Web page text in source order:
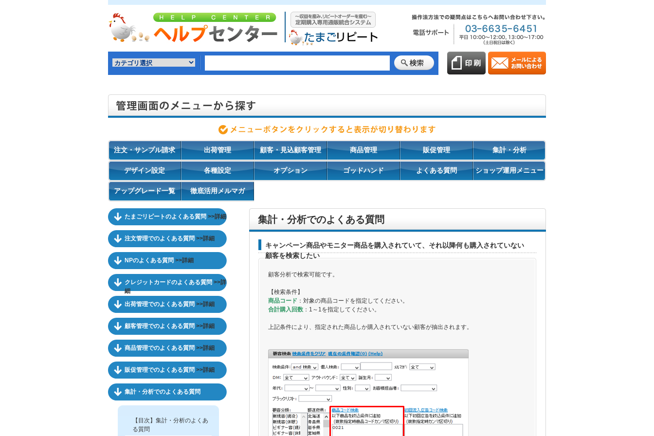
注文・サンプル請求 出荷管理 顧客・見込顧客管理 商品管理 販促管理 集計・分析
デザイン設定 各種設定 オプション ゴッドハンド よくある質問 ショップ運用メニュー
アップグレード一覧 徹底活用メルマガ
たまごリピートのよくある質問 >>詳細
注文管理でのよくある質問 >>詳細
NPのよくある質問 >>詳細
クレジットカードのよくある質問 >>詳
細
出荷管理でのよくある質問 >>詳細
顧客管理でのよくある質問 >>詳細
商品管理でのよくある質問 >>詳細
販促管理でのよくある質問 >>詳細
集計・分析でのよくある質問
【目次】集計・分析のよくあ
る質問
集計・分析でのよくある質問
キャンペーン商品やモニター商品を購入されていて、それ以降何も購入されていない
顧客を検索したい
顧客分析で検索可能です。
【検索条件】
商品コード ：対象の商品コードを指定してください。
合計購入回数 ：1～1を指定してください。
上記条件により、指定された商品しか購入されていない顧客が抽出されます。